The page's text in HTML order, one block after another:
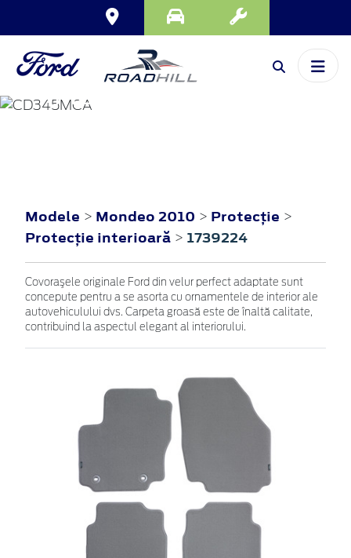
MONDEO
Modele > Mondeo 2010 > Protecţie >
Protecţie interioară > 1739224
Covoraşele originale Ford din velur perfect adaptate sunt
concepute pentru a se asorta cu ornamentele de interior ale
autovehiculului dvs. Carpeta groasă este de înaltă calitate,
contribuind la aspectul elegant al interiorului.